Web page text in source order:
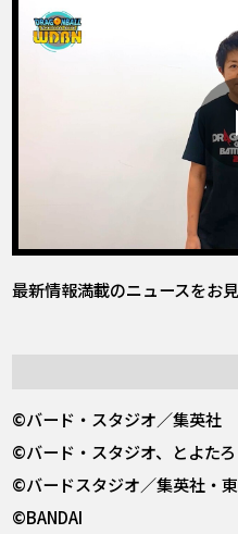
最新情報満載のニュースをお
©バード・スタジオ／集英社
©バード・スタジオ、とよた
©バードスタジオ／集英社・
©BANDAI